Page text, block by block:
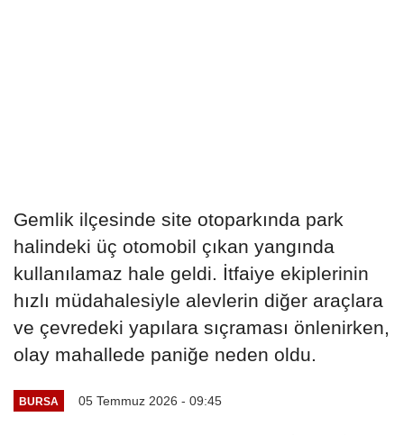
Gemlik ilçesinde site otoparkında park
halindeki üç otomobil çıkan yangında
kullanılamaz hale geldi. İtfaiye ekiplerinin
hızlı müdahalesiyle alevlerin diğer araçlara
ve çevredeki yapılara sıçraması önlenirken,
olay mahallede paniğe neden oldu.
BURSA 05 Temmuz 2026 - 09:45